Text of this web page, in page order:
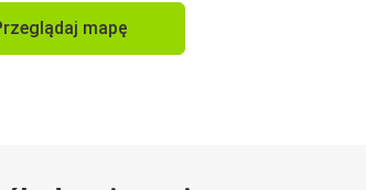
mapę